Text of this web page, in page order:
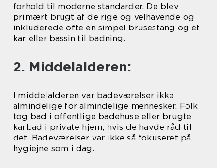
forhold til moderne standarder. De blev
primært brugt af de rige og velhavende og
inkluderede ofte en simpel brusestang og et
kar eller bassin til badning.
2. Middelalderen:
I middelalderen var badeværelser ikke
almindelige for almindelige mennesker. Folk
tog bad i offentlige badehuse eller brugte
karbad i private hjem, hvis de havde råd til
det. Badeværelser var ikke så fokuseret på
hygiejne som i dag.